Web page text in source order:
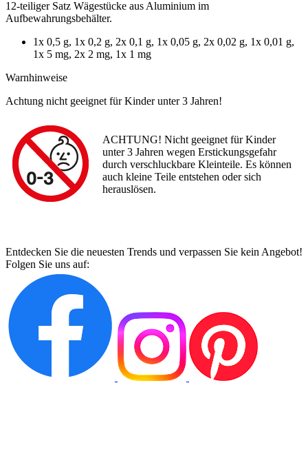
12-teiliger Satz Wägestücke aus Aluminium im
Aufbewahrungsbehälter.
1x 0,5 g, 1x 0,2 g, 2x 0,1 g, 1x 0,05 g, 2x 0,02 g, 1x 0,01 g,
1x 5 mg, 2x 2 mg, 1x 1 mg
Warnhinweise
Achtung nicht geeignet für Kinder unter 3 Jahren!
ACHTUNG! Nicht geeignet für Kinder
unter 3 Jahren wegen Erstickungsgefahr
durch verschluckbare Kleinteile. Es können
auch kleine Teile entstehen oder sich
herauslösen.
Entdecken Sie die neuesten Trends und verpassen Sie kein Angebot!
Folgen Sie uns auf: